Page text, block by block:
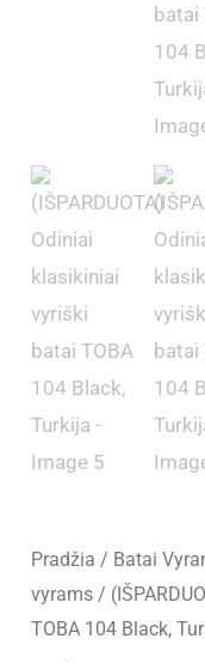
Pradžia / Batai
vyrams /
TOBA 104 Black,